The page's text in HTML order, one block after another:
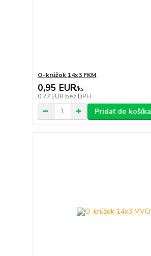
O-krúžok 14x3 FKM
0,95 EUR/ks
0,77 EUR bez DPH
Pridať do košíka